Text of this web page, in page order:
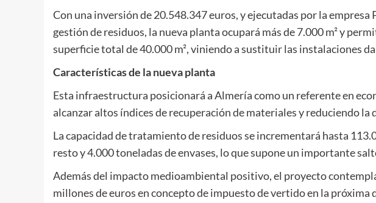
Con una inversión de 20.548.347 euros, y ejecutadas por la
gestión de residuos, la nueva planta ocupará más de 7.000 m² y
superficie total de 40.000 m², viniendo a sustituir las instalaciones
Características de la nueva planta
Esta infraestructura posicionará a Almería como un referente en
alcanzar altos índices de recuperación de materiales y reduciendo la
La capacidad de tratamiento de residuos se incrementará hasta
resto y 4.000 toneladas de envases, lo que supone un importante
Además del impacto medioambiental positivo, el proyecto
millones de euros en concepto de impuesto de vertido en la próxima